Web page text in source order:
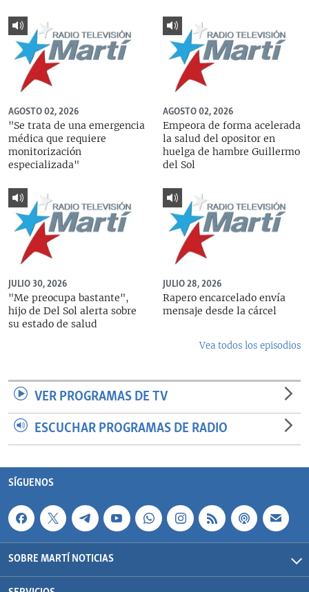
AGOSTO 02, 2026
"Se trata de una emergencia
médica que requiere
monitorización
especializada"
AGOSTO 02, 2026
Empeora de forma acelerada
la salud del opositor en
huelga de hambre Guillermo
del Sol
JULIO 30, 2026
"Me preocupa bastante",
hijo de Del Sol alerta sobre
su estado de salud
JULIO 28, 2026
Rapero encarcelado envía
mensaje desde la cárcel
Vea todos los episodios
VER PROGRAMAS DE TV
ESCUCHAR PROGRAMAS DE RADIO
SÍGUENOS
SOBRE MARTÍ NOTICIAS